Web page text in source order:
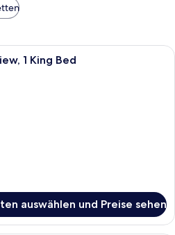
Deluxe studio Suite - No view, 1
1 King Bed
auswählen und Preise sehen